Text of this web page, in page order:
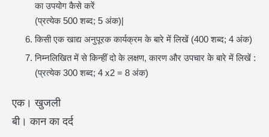
का उपयोग कैसे करें
(प्रत्येक 500 शब्द; 5 अंक)|
किसी एक खाद्य अनुपूरक कार्यक्रम के बारे में लिखें (400 शब्द; 4 अंक)
निम्नलिखित में से किन्हीं दो के लक्षण, कारण और उपचार के बारे में लिखें :
(प्रत्येक 300 शब्द; 4 x2 = 8 अंक)
एक। खुजली
बी। कान का दर्द